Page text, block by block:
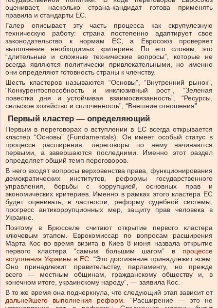
оценивает, насколько страна-кандидат готова применять
правила и стандарты ЕС.
Галер описывает эту часть процесса как скрупулезную
техническую работу: страна постепенно адаптирует свое
законодательство к нормам ЕС, а Евросоюз проверяет
выполнение необходимых критериев. По его словам, это
“длительные и сложные технические вопросы”, которые не
всегда являются политически привлекательными, но именно
они определяют готовность страны к членству.
Шесть кластеров называются “Основы”, “Внутренний рынок”,
“Конкурентоспособность и инклюзивный рост”, “Зеленая
повестка дня и устойчивая взаимосвязанность”, “Ресурсы,
сельское хозяйство и сплоченность”, “Внешние отношения”.
Первый кластер — определяющий
Первым в переговорах о вступлении в ЕС всегда открывается
кластер “Основы” (Fundamentals). Он имеет особый статус в
процессе расширения: переговоры по нему начинаются
первыми, а завершаются последними. Именно этот раздел
определяет общий темп переговоров.
В него входят вопросы верховенства права, функционирования
демократических институтов, реформы государственного
управления, борьбы с коррупцией, основных прав и
экономических критериев. Именно в рамках этого кластера ЕС
будет оценивать, в частности, реформу судебной системы,
прогресс антикоррупционных мер, защиту прав человека в
Украине.
Поэтому в Брюсселе считают открытие первого кластера
ключевым этапом. Еврокомиссар по вопросам расширения
Марта Кос во время визита в Киев 8 июня назвала открытие
первого кластера “самым большим шагом” в процессе
вступления Украины в ЕС. “Это достижение принадлежит всем.
Оно принадлежит правительству, парламенту, но прежде
всего — местным общинам, гражданскому обществу и, в
конечном итоге, украинскому народу”, — заявила Кос.
В то же время она подчеркнула, что следующий этап зависит от
дальнейшего выполнения реформ. “Расширение — это не